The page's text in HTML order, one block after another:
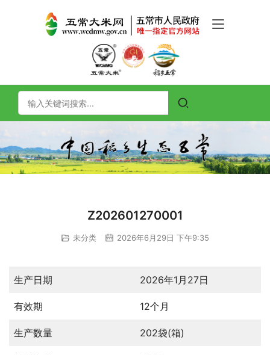
Z202601270001
未分类 2026年6月29日 下午9:35
生产日期 2026年1月27日
有效期 12个月
生产数量 202袋(箱)